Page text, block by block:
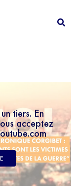
tiers. En
acceptez